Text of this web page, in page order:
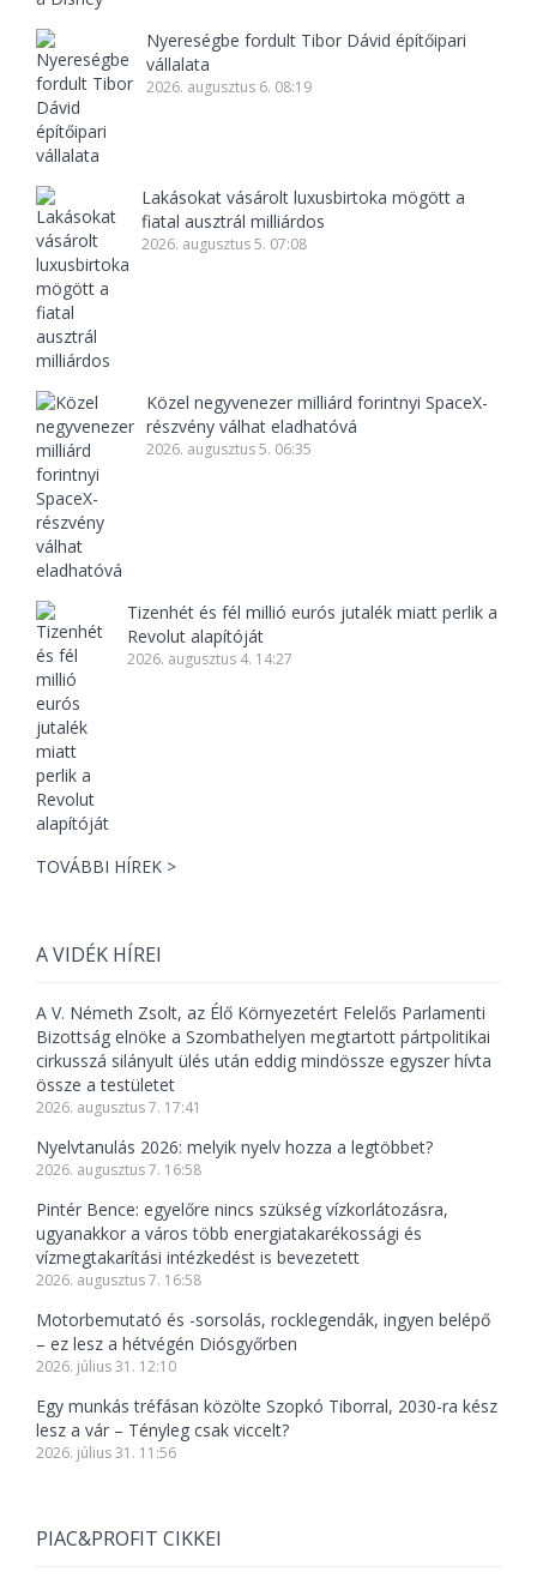
Nyereségbe fordult Tibor Dávid építőipari
vállalata
2026. augusztus 6. 08:19
Lakásokat vásárolt luxusbirtoka mögött a
fiatal ausztrál milliárdos
2026. augusztus 5. 07:08
Közel negyvenezer milliárd forintnyi SpaceX-
részvény válhat eladhatóvá
2026. augusztus 5. 06:35
Tizenhét és fél millió eurós jutalék miatt perlik a
Revolut alapítóját
2026. augusztus 4. 14:27
TOVÁBBI HÍREK >
A VIDÉK HÍREI
A V. Németh Zsolt, az Élő Környezetért Felelős Parlamenti
Bizottság elnöke a Szombathelyen megtartott pártpolitikai
cirkusszá silányult ülés után eddig mindössze egyszer hívta
össze a testületet
2026. augusztus 7. 17:41
Nyelvtanulás 2026: melyik nyelv hozza a legtöbbet?
2026. augusztus 7. 16:58
Pintér Bence: egyelőre nincs szükség vízkorlátozásra,
ugyanakkor a város több energiatakarékossági és
vízmegtakarítási intézkedést is bevezetett
2026. augusztus 7. 16:58
Motorbemutató és -sorsolás, rocklegendák, ingyen belépő
– ez lesz a hétvégén Diósgyőrben
2026. július 31. 12:10
Egy munkás tréfásan közölte Szopkó Tiborral, 2030-ra kész
lesz a vár – Tényleg csak viccelt?
2026. július 31. 11:56
PIAC&PROFIT CIKKEI